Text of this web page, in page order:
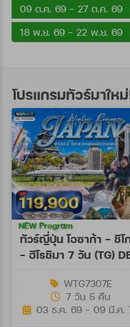
09 ต.ค. 69 - 27 ต.ค. 69
18 พ.ย. 69 - 22 พ.ย. 69
โปรแกรมทัวร์มาให
ทัวร์ญี่ปุ่น โอซาก้า - ชิโ
- ฮิโรชิมา 7 วัน (TG)
NEW Program
WTG7307E
7 วัน 5 คืน
03 ธ.ค. 69 - 09 มี.ค.